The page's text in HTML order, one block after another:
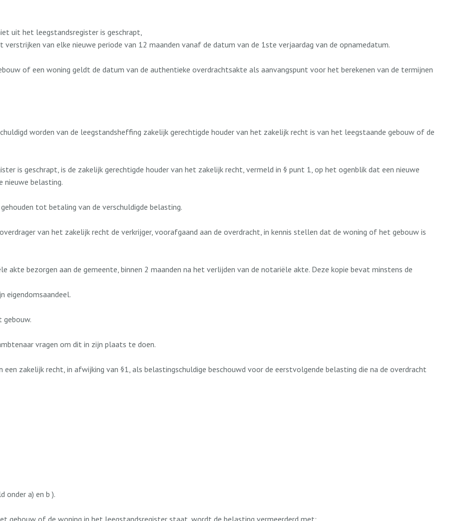
uit het leegstandsregister is geschrapt,
van elke nieuwe periode van 12 maanden vanaf de datum van de 1ste verjaardag van de opnamedatum.
of een woning geldt de datum van de authentieke overdrachtsakte als aanvangspunt voor het berekenen van de termijnen
worden van de leegstandsheffing zakelijk gerechtigde houder van het zakelijk recht is van het leegstaande gebouw of de
is geschrapt, is de zakelijk gerechtigde houder van het zakelijk recht, vermeld in § punt 1, op het ogenblik dat een nieuwe
nieuwe belasting.
tot betaling van de verschuldigde belasting.
van het zakelijk recht de verkrijger, voorafgaand aan de overdracht, in kennis stellen dat de woning of het gebouw is
akte bezorgen aan de gemeente, binnen 2 maanden na het verlijden van de notariële akte. Deze kopie bevat minstens de
eigendomsaandeel.
gebouw.
vragen om dit in zijn plaats te doen.
zakelijk recht, in afwijking van §1, als belastingschuldige beschouwd voor de eerstvolgende belasting die na de overdracht
onder a) en b ).
gebouw of de woning in het leegstandsregister staat, wordt de belasting vermeerderd met: